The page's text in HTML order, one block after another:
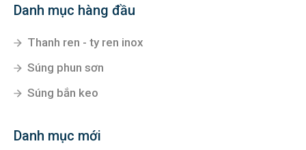
Danh mục hàng đầu
Thanh ren - ty ren inox
Súng phun sơn
Súng bắn keo
Danh mục mới